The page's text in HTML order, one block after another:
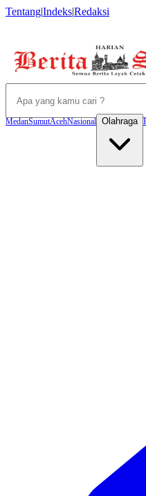
Tentang|Indeks|Redaksi
MedanSumutAcehNasional Olahraga